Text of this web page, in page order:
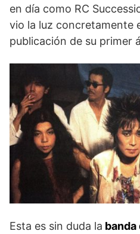
en día como RC
vio la luz concretamente
publicación de su primer
Esta es sin duda la banda